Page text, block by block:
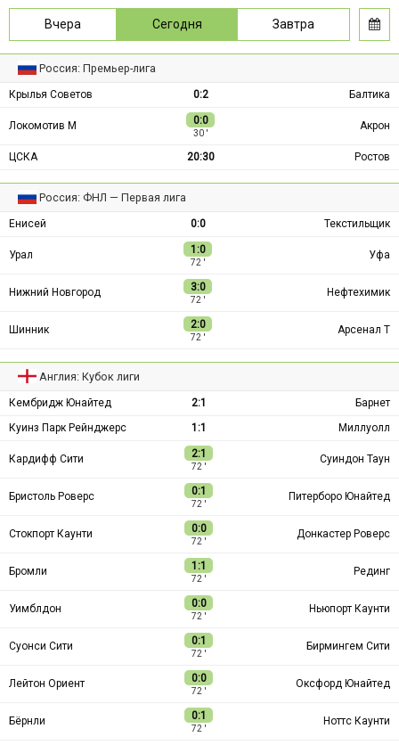
Вчера Сегодня Завтра
Россия: Премьер-лига
Крылья Советов 0:2 Балтика
Локомотив М 0:0
30 ′
Акрон
ЦСКА 20:30 Ростов
Россия: ФНЛ — Первая лига
Енисей 0:0 Текстильщик
Урал 1:0
72 ′
Уфа
Нижний Новгород 3:0
72 ′
Нефтехимик
Шинник 2:0
72 ′
Арсенал Т
Англия: Кубок лиги
Кембридж Юнайтед 2:1
Барнет
Куинз Парк Рейнджерс
1:1 Миллуолл
Кардифф Сити 2:1
72 ′
Суиндон Таун
Бристоль Роверс 0:1
72 ′
Питерборо Юнайтед
Стокпорт Каунти 0:0
72 ′
Донкастер Роверс
Бромли 1:1
72 ′
Рединг
Уимблдон 0:0
72 ′
Ньюпорт Каунти
Суонси Сити 0:1
72 ′
Бирмингем Сити
Лейтон Ориент 0:0
72 ′
Оксфорд Юнайтед
Бёрнли 0:1
72 ′
Ноттс Каунти